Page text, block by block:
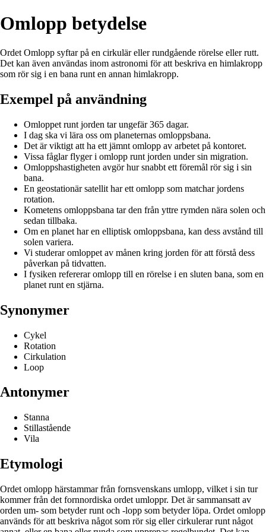
Omlopp betydelse
Ordet Omlopp syftar på en cirkulär eller rundgående rörelse eller rutt.
Det kan även användas inom astronomi för att beskriva en himlakropp
som rör sig i en bana runt en annan himlakropp.
Exempel på användning
Omloppet runt jorden tar ungefär 365 dagar.
I dag ska vi lära oss om planeternas omloppsbana.
Det är viktigt att ha ett jämnt omlopp av arbetet på kontoret.
Vissa fåglar flyger i omlopp runt jorden under sin migration.
Omloppshastigheten avgör hur snabbt ett föremål rör sig i sin
bana.
En geostationär satellit har ett omlopp som matchar jordens
rotation.
Kometens omloppsbana tar den från yttre rymden nära solen och
sedan tillbaka.
Om en planet har en elliptisk omloppsbana, kan dess avstånd till
solen variera.
Vi studerar omloppet av månen kring jorden för att förstå dess
påverkan på tidvatten.
I fysiken refererar omlopp till en rörelse i en sluten bana, som en
planet runt en stjärna.
Synonymer
Cykel
Rotation
Cirkulation
Loop
Antonymer
Stanna
Stillastående
Vila
Etymologi
Ordet omlopp härstammar från fornsvenskans umlopp, vilket i sin tur
kommer från det fornnordiska ordet umloppr. Det är sammansatt av
orden um- som betyder runt och -lopp som betyder löpa. Ordet omlopp
används för att beskriva något som rör sig eller cirkulerar runt något